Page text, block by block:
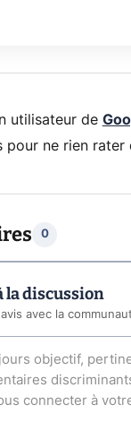
utilisateur de
pour ne rien rater
0
la discussion
avec la